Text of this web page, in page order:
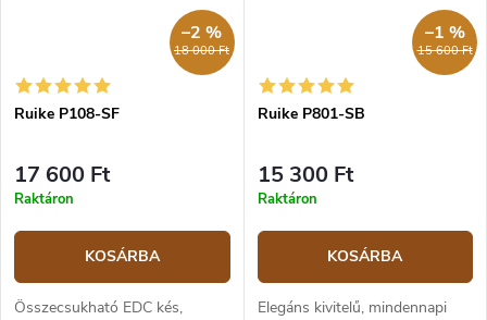
18 000 Ft
–2 %
Ruike P108-SF
17 600 Ft
Raktáron
KOSÁRBA
Összecsukható EDC kés,
15 600 Ft
–1 %
Ruike P801-SB
15 300 Ft
Raktáron
KOSÁRBA
Elegáns kivitelű, mindennapi